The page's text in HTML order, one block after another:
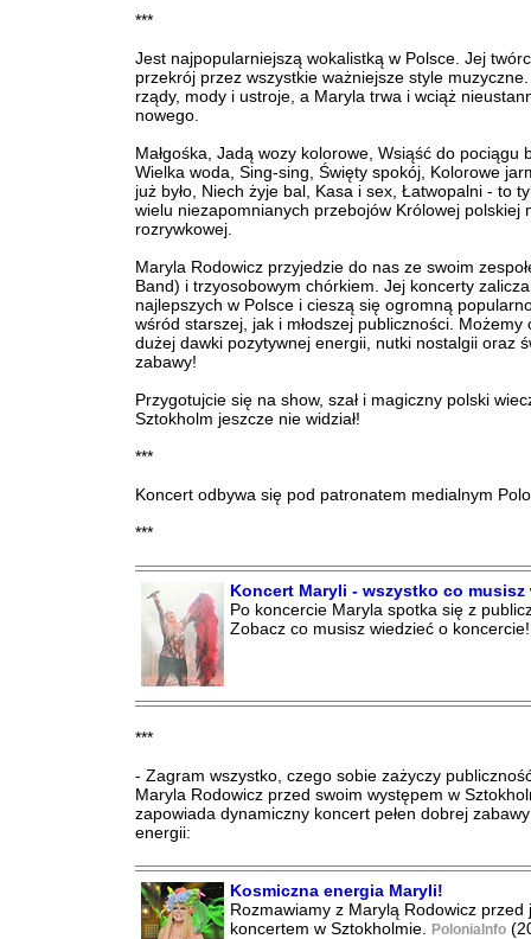
***
Jest najpopularniejszą wokalistką w Polsce. Jej
przekrój przez wszystkie ważniejsze style
rządy, mody i ustroje, a Maryla trwa i wciąż
nowego.
Małgośka, Jadą wozy kolorowe, Wsiąść do pociągu
Wielka woda, Sing-sing, Święty spokój, Kolorowe
już było, Niech żyje bal, Kasa i sex, Łatwopalni - to
wielu niezapomnianych przebojów Królowej polskiej
rozrywkowej.
Maryla Rodowicz przyjedzie do nas ze swoim
Band) i trzyosobowym chórkiem. Jej koncerty
najlepszych w Polsce i cieszą się ogromną
wśród starszej, jak i młodszej publiczności. Możemy
dużej dawki pozytywnej energii, nutki nostalgii oraz
zabawy!
Przygotujcie się na show, szał i magiczny polski
Sztokholm jeszcze nie widział!
***
Koncert odbywa się pod patronatem medialnym
***
Koncert Maryli - wszystko co musisz
Po koncercie Maryla spotka się z
Zobacz co musisz wiedzieć o
***
- Zagram wszystko, czego sobie zażyczy
Maryla Rodowicz przed swoim występem w
zapowiada dynamiczny koncert pełen dobrej
energii:
Kosmiczna energia Maryli!
Rozmawiamy z Marylą Rodowicz przed
koncertem w Sztokholmie. PoloniaInfo